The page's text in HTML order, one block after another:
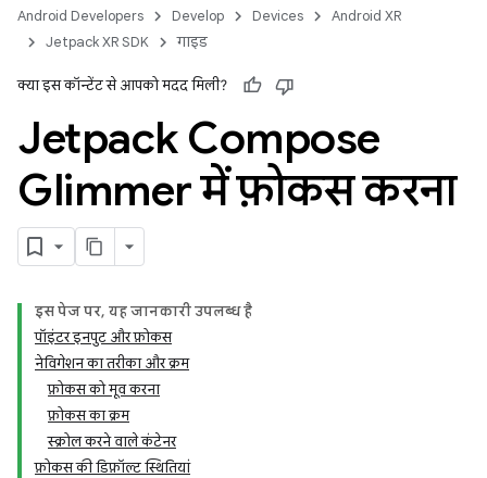
Android Developers Develop Devices
Android XR
Jetpack XR SDK
गाइड
क्या इस कॉन्टेंट से आपको मदद मिली?
Jetpack Compose
Glimmer में फ़ोकस करना
इस पेज पर, यह जानकारी उपलब्ध है
पॉइंटर इनपुट और फ़ोकस
नेविगेशन का तरीका और क्रम
फ़ोकस को मूव करना
फ़ोकस का क्रम
स्क्रोल करने वाले कंटेनर
फ़ोकस की डिफ़ॉल्ट स्थितियां